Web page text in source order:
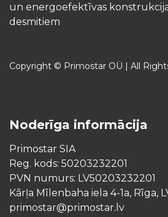
un energoefektīvas
desmitiem
Copyright © Primostar OÜ | All
Noderīga informācija
Primostar SIA
Reg. kods: 50203232201
PVN numurs: LV50203232201
Kārļa Mīlenbaha iela 4-1a, Rīga,
primostar@primostar.lv